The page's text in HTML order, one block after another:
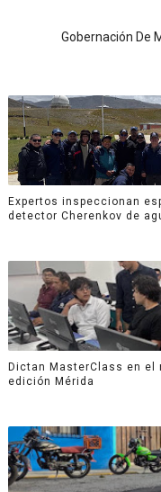
‎Gobernación De
Expertos inspeccionan
detector Cherenkov de
Dictan MasterClass en el
edición Mérida